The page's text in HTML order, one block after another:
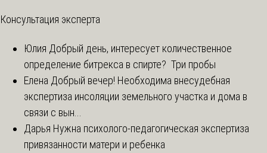
Консультация эксперта
Юлия Добрый день, интересует количественное
определение битрекса в спирте? Три пробы
Елена Добрый вечер! Необходима внесудебная
экспертиза инсоляции земельного участка и дома в
связи с вын...
Дарья Нужна психолого-педагогическая экспертиза
привязанности матери и ребенка